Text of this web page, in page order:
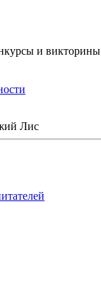
и викторины